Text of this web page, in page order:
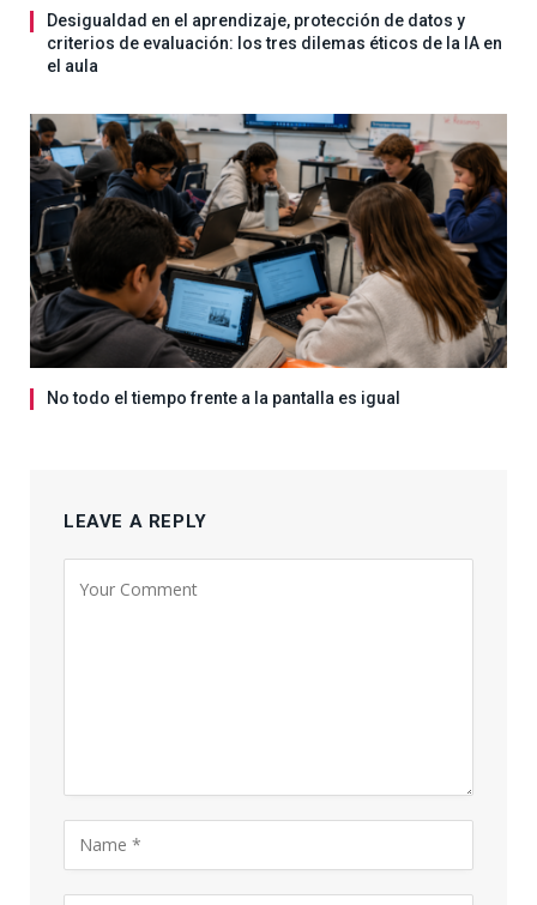
Desigualdad en el aprendizaje, protección de datos y
criterios de evaluación: los tres dilemas éticos de la IA en
el aula
No todo el tiempo frente a la pantalla es igual
LEAVE A REPLY